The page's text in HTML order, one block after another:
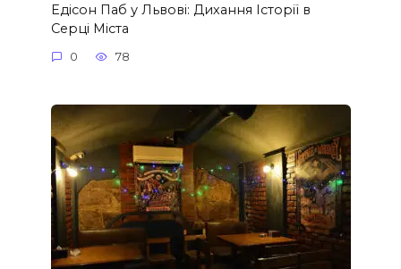
Едісон Паб у Львові: Дихання Історії в
Серці Міста
0 78